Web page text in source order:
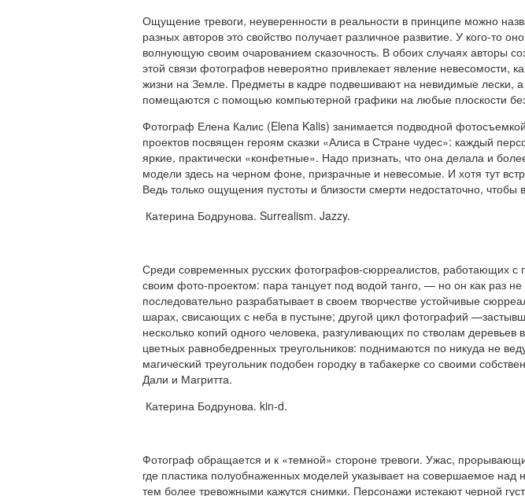
Ощущение тревоги, неуверенности в реальности в принципе можно
разных авторов это свойство получает различное развитие. У кого-то
волнующую своим очарованием сказочность. В обоих случаях авторы
этой связи фотографов невероятно привлекает явление невесомости,
жизни на Земле. Предметы в кадре подвешивают на невидимые
помещаются с помощью компьютерной графики на любые плоскости
Фотограф Елена Калис (Elena Kalis) занимается подводной
проектов посвящен героям сказки «Алиса в Стране чудес»: каждый
яркие, практически «конфетные». Надо признать, что она делала и
модели здесь на черном фоне, призрачные и невесомые. И хотя тут
Ведь только ощущения пустоты и близости смерти недостаточно,
Катерина Бодрунова. Surrealism. Jazzy.
Среди современных русских фотографов-сюрреалистов, работающих с
своим фото-проектом: пара танцует под водой танго, — но он как раз
последовательно разрабатывает в своем творчестве устойчивые
шарах, свисающих с неба в пустыне; другой цикл фотографий
несколько копий одного человека, разгуливающих по стволам
цветных равнобедренных треугольников: поднимаются по никуда не
магический треугольник подобен городку в табакерке со своими
Дали и Магритта.
Катерина Бодрунова. kin-d.
Фотограф обращается и к «темной» стороне тревоги. Ужас,
где пластика полуобнаженных моделей указывает на совершаемое над
тем более тревожными кажутся снимки. Персонажи истекают черной